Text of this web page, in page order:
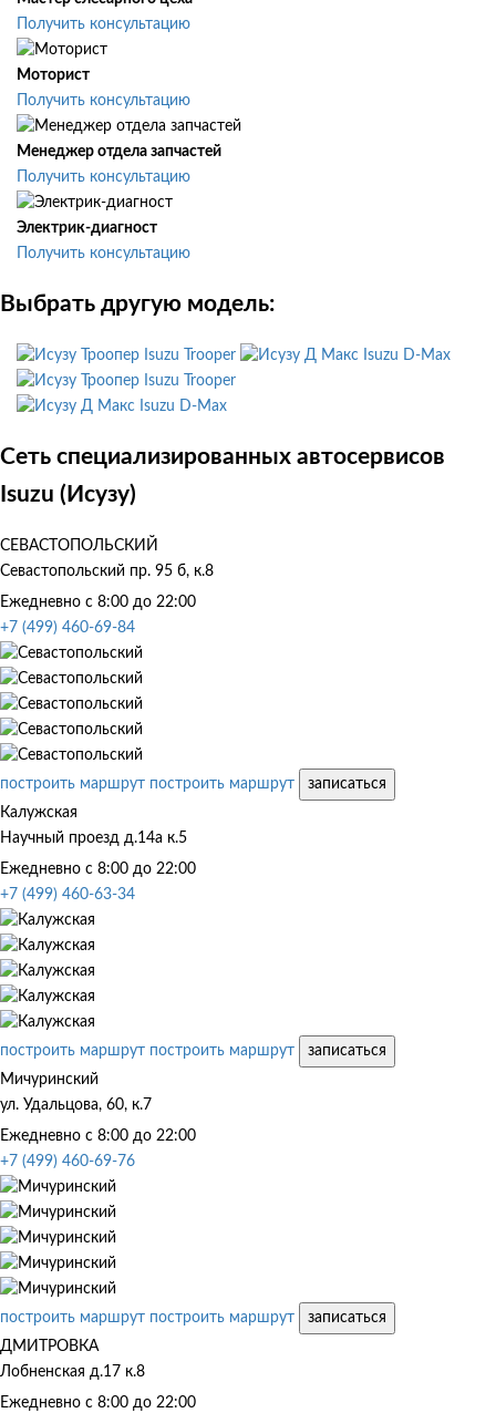
Получить консультацию
Моторист
Получить консультацию
Менеджер отдела запчастей
Получить консультацию
Электрик-диагност
Получить консультацию
Выбрать другую модель:
Isuzu Trooper
Isuzu D-Max
Isuzu Trooper
Isuzu D-Max
Сеть специализированных автосервисов
Isuzu (Исузу)
СЕВАСТОПОЛЬСКИЙ
Севастопольский пр. 95 б, к.8
Ежедневно с 8:00 до 22:00
+7 (499) 460-69-84
построить маршрут построить маршрут
записаться
Калужская
Научный проезд д.14а к.5
Ежедневно с 8:00 до 22:00
+7 (499) 460-63-34
построить маршрут построить маршрут
записаться
Мичуринский
ул. Удальцова, 60, к.7
Ежедневно с 8:00 до 22:00
+7 (499) 460-69-76
построить маршрут построить маршрут
записаться
ДМИТРОВКА
Лобненская д.17 к.8
Ежедневно с 8:00 до 22:00